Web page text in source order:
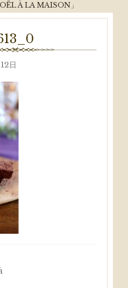
ー
À LA MAISON」
日